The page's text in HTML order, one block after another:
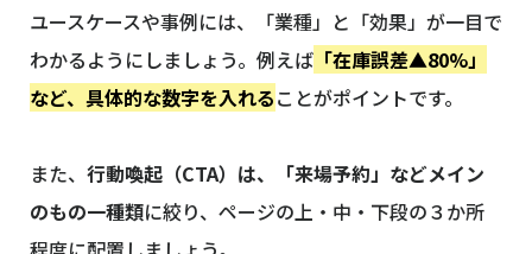
ユースケースや事例には、「業種」と「効果」が一目で
わかるようにしましょう。例えば 「在庫誤差▲80%」
など、具体的な数字を入れることがポイントです。
また、 行動喚起（CTA）は、「来場予約」などメイン
のもの一種類に絞り、ページの上・中・下段の３か所